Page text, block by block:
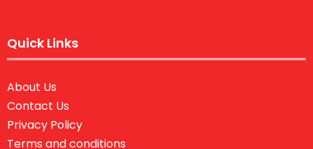
Quick Links
About Us
Contact Us
Privacy Policy
Terms and conditions